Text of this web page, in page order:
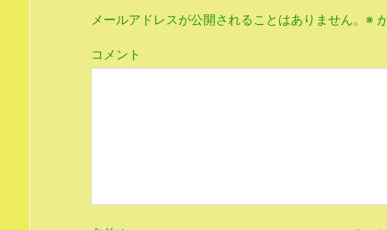
メールアドレスが公開されることはありません。 ※
コメント